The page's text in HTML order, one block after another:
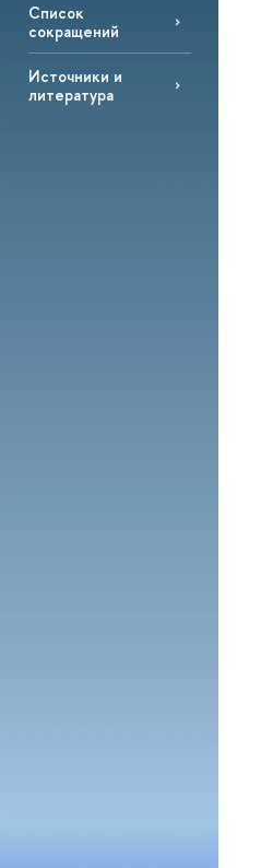
Список
сокращений
Источники и
литература